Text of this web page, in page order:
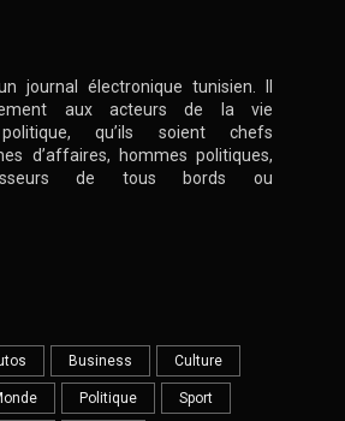
journal électronique tunisien. Il
aux acteurs de la vie
qu’ils soient chefs
d’affaires, hommes politiques,
de tous bords ou
Business Culture
Politique Sport